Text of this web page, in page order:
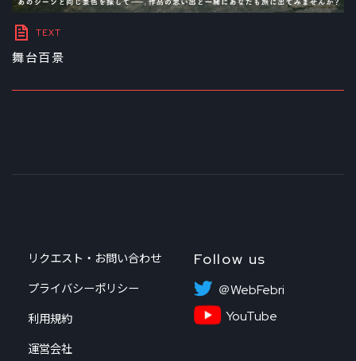
TEXT
舞台百景
リクエスト・お問い合わせ
プライバシーポリシー
利用規約
運営会社
Follow us
＠WebFebri
YouTube